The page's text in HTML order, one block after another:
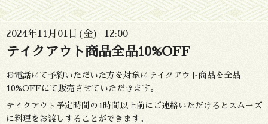
2024年11月01日(金) 12:00
テイクアウト商品全品10%OFF
お電話にて予約いただいた方を対象にテイクアウト商品を全品
10%OFFにて販売させていただきます。
テイクアウト予定時間の1時間以上前にご連絡いただけるとスムーズ
に料理をお渡しすることができます。